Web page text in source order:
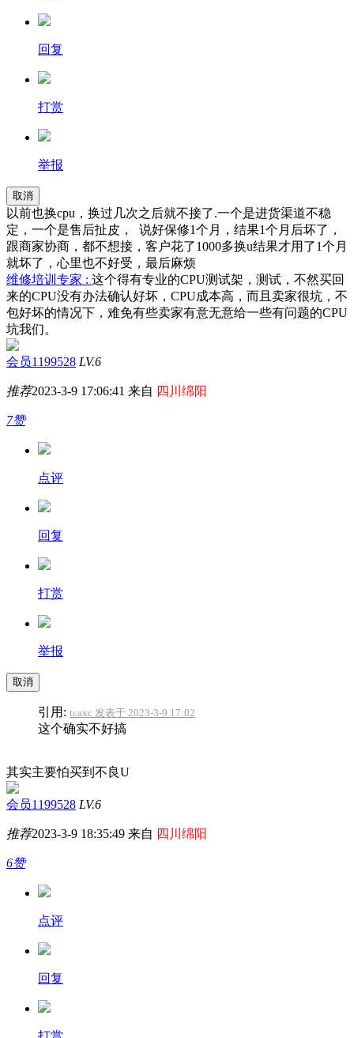
回复
打赏
举报
取消
以前也换cpu，换过几次之后就不接了.一个是进货渠道不稳
定，一个是售后扯皮， 说好保修1个月，结果1个月后坏了，
跟商家协商，都不想接，客户花了1000多换u结果才用了1个月
就坏了，心里也不好受，最后麻烦
维修培训专家 : 这个得有专业的CPU测试架，测试，不然买回
来的CPU没有办法确认好坏，CPU成本高，而且卖家很坑，不
包好坏的情况下，难免有些卖家有意无意给一些有问题的CPU
坑我们。
会员1199528 LV.6
推荐2023-3-9 17:06:41 来自 四川绵阳
7赞
点评
回复
打赏
举报
取消
引用: tcaxc 发表于 2023-3-9 17:02
这个确实不好搞
其实主要怕买到不良U
会员1199528 LV.6
推荐2023-3-9 18:35:49 来自 四川绵阳
6赞
点评
回复